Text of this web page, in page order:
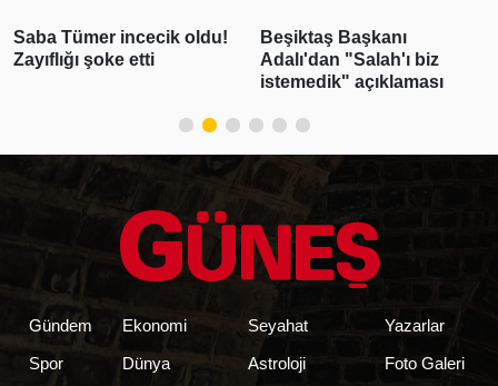
Saba Tümer incecik oldu!
Zayıflığı şoke etti
Beşiktaş Başkanı
Adalı'dan "Salah'ı biz
istemedik" açıklaması
Gündem
Spor
Ekonomi
Dünya
Seyahat
Astroloji
Yazarlar
Foto Galeri